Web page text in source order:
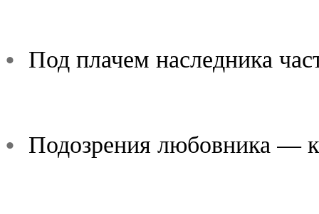
• Под плачем наследника
• Подозрения любовника —